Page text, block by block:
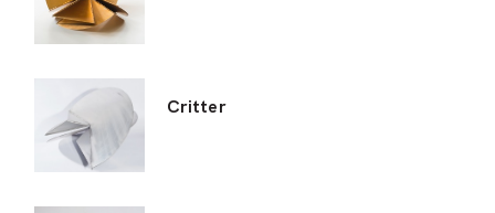
Critter